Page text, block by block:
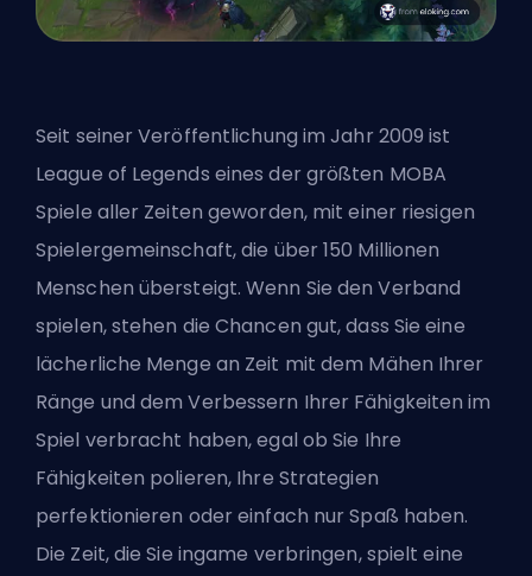
Seit seiner Veröffentlichung im Jahr 2009 ist
League of Legends eines der größten MOBA
Spiele aller Zeiten geworden, mit einer riesigen
Spielergemeinschaft, die über 150 Millionen
Menschen übersteigt. Wenn Sie den Verband
spielen, stehen die Chancen gut, dass Sie eine
lächerliche Menge an Zeit mit dem Mähen Ihrer
Ränge und dem Verbessern Ihrer Fähigkeiten im
Spiel verbracht haben, egal ob Sie Ihre
Fähigkeiten polieren, Ihre Strategien
perfektionieren oder einfach nur Spaß haben.
Die Zeit, die Sie ingame verbringen, spielt eine